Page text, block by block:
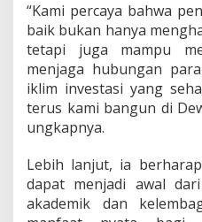
“Kami percaya bahwa
baik bukan hanya
tetapi juga mampu
menjaga hubungan
iklim investasi yang
terus kami bangun di
ungkapnya.
Lebih lanjut, ia
dapat menjadi awal
akademik dan